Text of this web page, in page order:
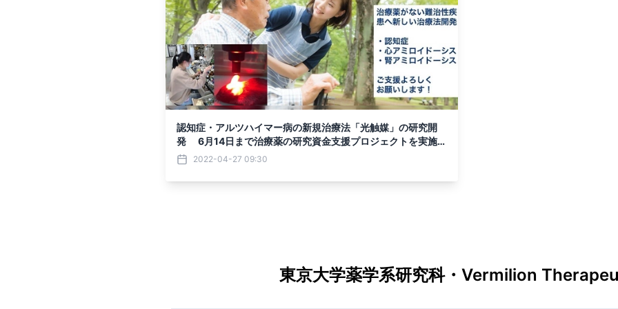
認知症・アルツハイマー病の新規治療法「光触媒」の研究開
発 6月14日まで治療薬の研究資金支援プロジェクトを実施
中！2022-04-27 09:30
東京大学薬学系研究科・Vermilion